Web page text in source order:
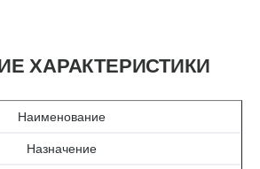
ХАРАКТЕРИСТИКИ
Наименование
Назначение